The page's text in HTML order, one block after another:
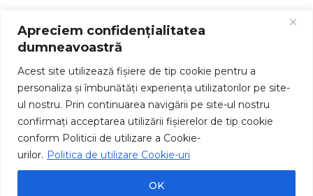
Apreciem confidențialitatea
dumneavoastră
Acest site utilizează fişiere de tip cookie pentru a
personaliza și îmbunătăți experiența utilizatorilor pe site-
ul nostru. Prin continuarea navigării pe site-ul nostru
confirmați acceptarea utilizării fişierelor de tip cookie
conform Politicii de utilizare a Cookie-
urilor. Politica de utilizare Cookie-uri
OK
Drepturi de autor © 2026